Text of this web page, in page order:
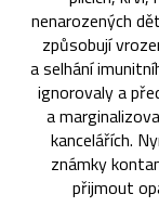
nenarozených
způsobují
a selhání
ignorovaly a
a
kancelářích.
známky
přijmout